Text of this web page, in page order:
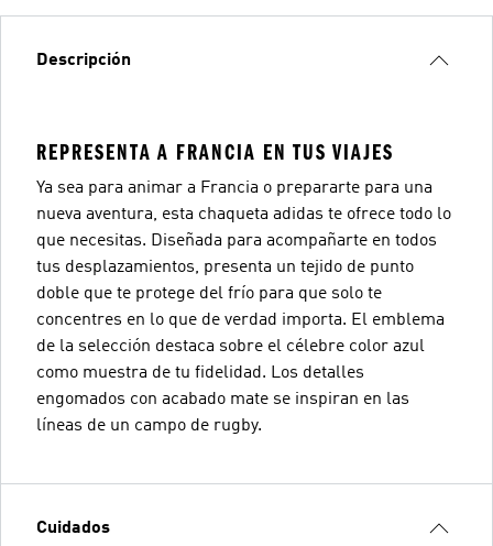
Descripción
REPRESENTA A FRANCIA EN TUS VIAJES
Ya sea para animar a Francia o prepararte para una
nueva aventura, esta chaqueta adidas te ofrece todo lo
que necesitas. Diseñada para acompañarte en todos
tus desplazamientos, presenta un tejido de punto
doble que te protege del frío para que solo te
concentres en lo que de verdad importa. El emblema
de la selección destaca sobre el célebre color azul
como muestra de tu fidelidad. Los detalles
engomados con acabado mate se inspiran en las
líneas de un campo de rugby.
Cuidados